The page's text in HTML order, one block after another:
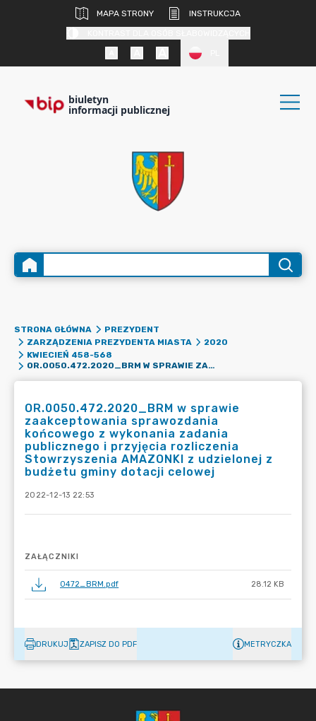
MAPA STRONY
INSTRUKCJA
biuletyn
informacji publicznej
STRONA GŁÓWNA
PREZYDENT
ZARZĄDZENIA PREZYDENTA MIASTA
2020
KWIECIEŃ 458-568
OR.0050.472.2020_BRM W SPRAWIE ZAAKCEPTOWANIA SPRAWOZDANIA KOŃCOWEGO Z WYKONANIA ZADANIA PUBLICZNEGO I PRZYJĘCIA ROZLICZENIA STOWRZYSZENIA AMAZONKI Z UDZIELONEJ Z BUDŻETU GMINY DOTACJI CELOWEJ
OR.0050.472.2020_BRM w sprawie
zaakceptowania sprawozdania
końcowego z wykonania zadania
publicznego i przyjęcia rozliczenia
Stowrzyszenia AMAZONKI z udzielonej z
budżetu gminy dotacji celowej
2022-12-13 22:53
ZAŁĄCZNIKI
0472_BRM.pdf 28.12 KB
DRUKUJ ZAPISZ DO PDF METRYCZKA